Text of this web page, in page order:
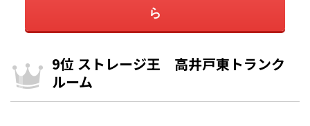
ら
9位 ストレージ王 高井戸東トランク
ルーム